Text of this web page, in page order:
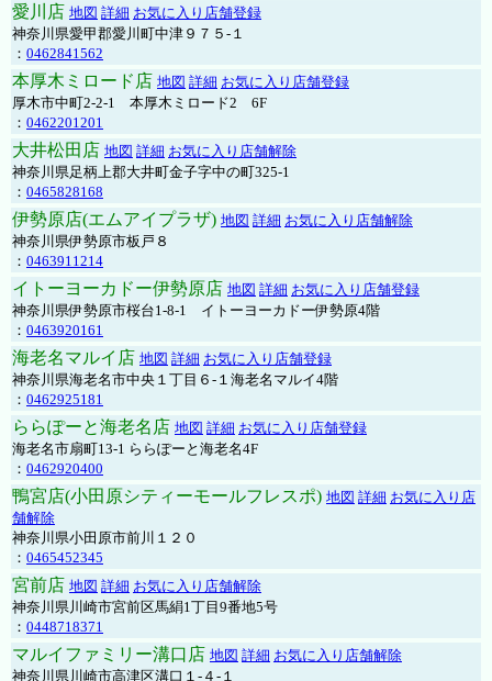
愛川店 地図 詳細 お気に入り店舗登録
神奈川県愛甲郡愛川町中津９７５-１
： 0462841562
本厚木ミロード店 地図 詳細 お気に入り店舗登録
厚木市中町2-2-1 本厚木ミロード2 6F
： 0462201201
大井松田店 地図 詳細 お気に入り店舗解除
神奈川県足柄上郡大井町金子字中の町325-1
： 0465828168
伊勢原店(エムアイプラザ) 地図 詳細 お気に入り店舗解除
神奈川県伊勢原市板戸８
： 0463911214
イトーヨーカドー伊勢原店 地図 詳細 お気に入り店舗登録
神奈川県伊勢原市桜台1-8-1 イトーヨーカドー伊勢原4階
： 0463920161
海老名マルイ店 地図 詳細 お気に入り店舗登録
神奈川県海老名市中央１丁目６-１海老名マルイ4階
： 0462925181
ららぽーと海老名店 地図 詳細 お気に入り店舗登録
海老名市扇町13-1 ららぽーと海老名4F
： 0462920400
鴨宮店(小田原シティーモールフレスポ) 地図 詳細 お気に入り店
舗解除
神奈川県小田原市前川１２０
： 0465452345
宮前店 地図 詳細 お気に入り店舗解除
神奈川県川崎市宮前区馬絹1丁目9番地5号
： 0448718371
マルイファミリー溝口店 地図 詳細 お気に入り店舗解除
神奈川県川崎市高津区溝口１-４-１